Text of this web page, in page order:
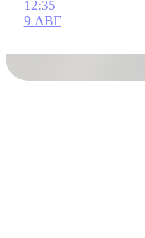
12:35
9 АВГ